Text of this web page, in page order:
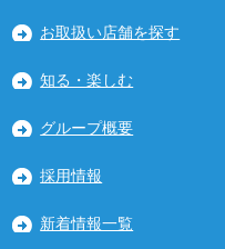
お取扱い店舗を探す
知る・楽しむ
グループ概要
採用情報
新着情報一覧